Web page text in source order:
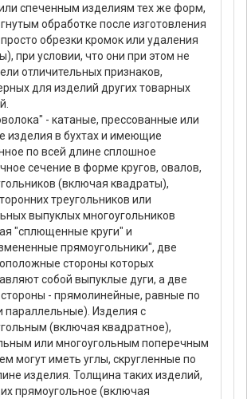
спеченным изделиям тех же форм,
обработке после изготовления
обрезки кромок или удаления
при условии, что они при этом не
отличительных признаков,
для изделий других товарных
- катаные, прессованные или
изделия в бухтах и имеющие
по всей длине сплошное
сечение в форме кругов, овалов,
(включая квадраты),
треугольников или
выпуклых многоугольников
"сплющенные круги" и
прямоугольники", две
стороны которых
собой выпуклые дуги, а две
стороны - прямолинейные, равные по
параллельные). Изделия с
(включая квадратное),
или многоугольным поперечным
могут иметь углы, скругленные по
изделия. Толщина таких изделий,
прямоугольное (включая